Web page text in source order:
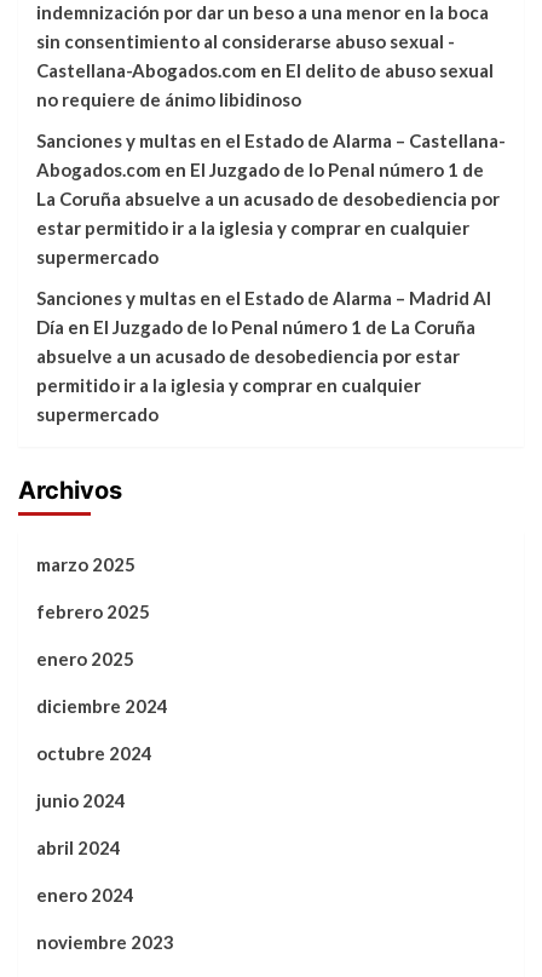
indemnización por dar un beso a una menor en la boca
sin consentimiento al considerarse abuso sexual -
Castellana-Abogados.com en El delito de abuso sexual
no requiere de ánimo libidinoso
Sanciones y multas en el Estado de Alarma – Castellana-
Abogados.com en El Juzgado de lo Penal número 1 de
La Coruña absuelve a un acusado de desobediencia por
estar permitido ir a la iglesia y comprar en cualquier
supermercado
Sanciones y multas en el Estado de Alarma – Madrid Al
Día en El Juzgado de lo Penal número 1 de La Coruña
absuelve a un acusado de desobediencia por estar
permitido ir a la iglesia y comprar en cualquier
supermercado
Archivos
marzo 2025
febrero 2025
enero 2025
diciembre 2024
octubre 2024
junio 2024
abril 2024
enero 2024
noviembre 2023